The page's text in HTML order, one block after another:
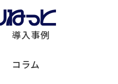
導入事例
コラム